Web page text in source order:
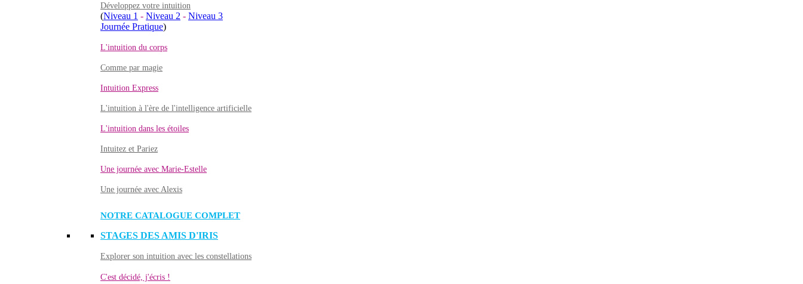
Développez votre intuition
(Niveau 1 - Niveau 2 - Niveau 3
Journée Pratique)
L'intuition du corps
Comme par magie
Intuition Express
L'intuition à l'ère de l'intelligence artificielle
L'intuition dans les étoiles
Intuitez et Pariez
Une journée avec Marie-Estelle
Une journée avec Alexis
NOTRE CATALOGUE COMPLET
STAGES DES AMIS D'IRIS
Explorer son intuition avec les constellations
C'est décidé, j'écris !